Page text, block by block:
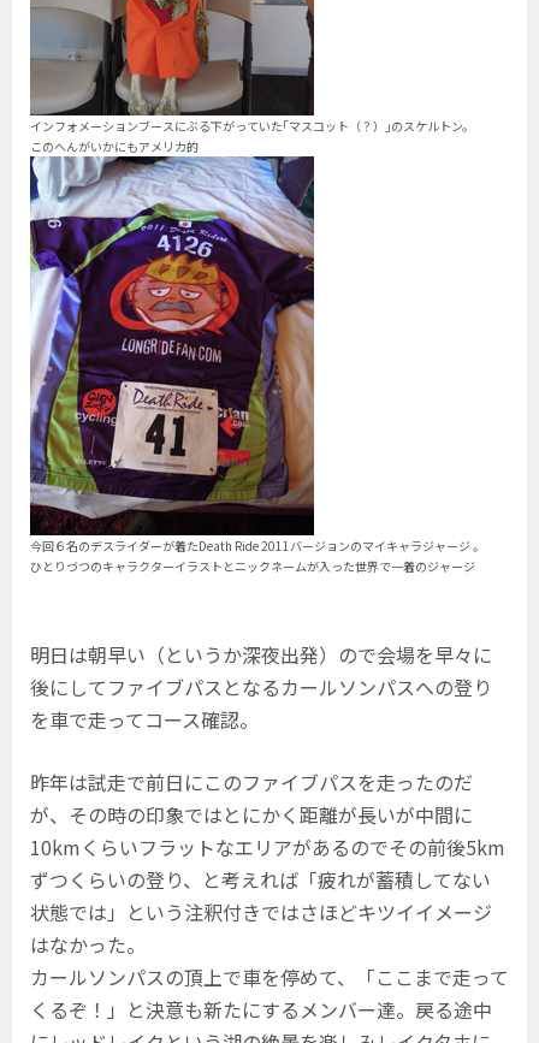
インフォメーションブースにぶる下がっていた｢マスコット（？）｣のスケルトン。
このへんがいかにもアメリカ的
今回６名のデスライダーが着たDeath Ride 2011バージョンのマイキャラジャージ 。
ひとりづつのキャラクターイラストとニックネームが入った世界で一着のジャージ
明日は朝早い（というか深夜出発）ので会場を早々に
後にしてファイブパスとなるカールソンパスへの登り
を車で走ってコース確認。
昨年は試走で前日にこのファイブパスを走ったのだ
が、その時の印象ではとにかく距離が長いが中間に
10kmくらいフラットなエリアがあるのでその前後5km
ずつくらいの登り、と考えれば「疲れが蓄積してない
状態では」という注釈付きではさほどキツイイメージ
はなかった。
カールソンパスの頂上で車を停めて、「ここまで走って
くるぞ！」と決意も新たにするメンバー達。戻る途中